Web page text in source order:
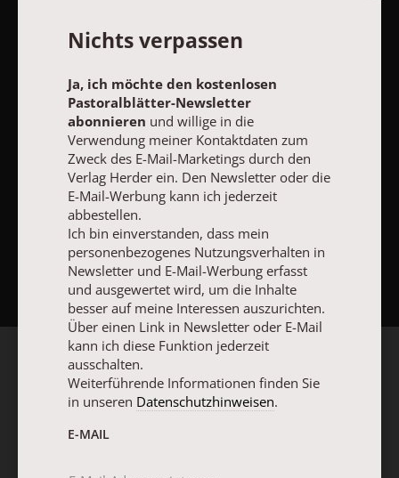
Vertrag widerrufen
NACH OBEN
Nichts verpassen
Ja, ich möchte den kostenlosen
Pastoralblätter-Newsletter
abonnieren und willige in die
Verwendung meiner Kontaktdaten zum
Zweck des E-Mail-Marketings durch den
Verlag Herder ein. Den Newsletter oder die
E-Mail-Werbung kann ich jederzeit
abbestellen.
Ich bin einverstanden, dass mein
personenbezogenes Nutzungsverhalten in
Newsletter und E-Mail-Werbung erfasst
und ausgewertet wird, um die Inhalte
besser auf meine Interessen auszurichten.
Über einen Link in Newsletter oder E-Mail
kann ich diese Funktion jederzeit
ausschalten.
Weiterführende Informationen finden Sie
in unseren Datenschutzhinweisen.
E-MAIL